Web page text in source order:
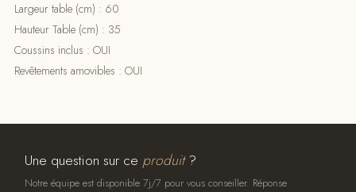
Largeur table (cm) : 60
Hauteur Table (cm) : 35
Coussins inclus : OUI
Revêtements amovibles : OUI
Une question sur ce produit?
Notre équipe est disponible 7j/7 pour vous conseiller. Réponse